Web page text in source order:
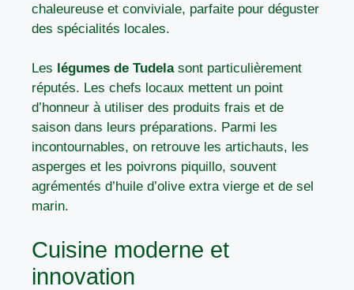
chaleureuse et conviviale, parfaite pour déguster
des spécialités locales.
Les légumes de Tudelasont particulièrement
réputés. Les chefs locaux mettent un point
d’honneur à utiliser des produits frais et de
saison dans leurs préparations. Parmi les
incontournables, on retrouve les artichauts, les
asperges et les poivrons piquillo, souvent
agrémentés d’huile d’olive extra vierge et de sel
marin.
Cuisine moderne et
innovation